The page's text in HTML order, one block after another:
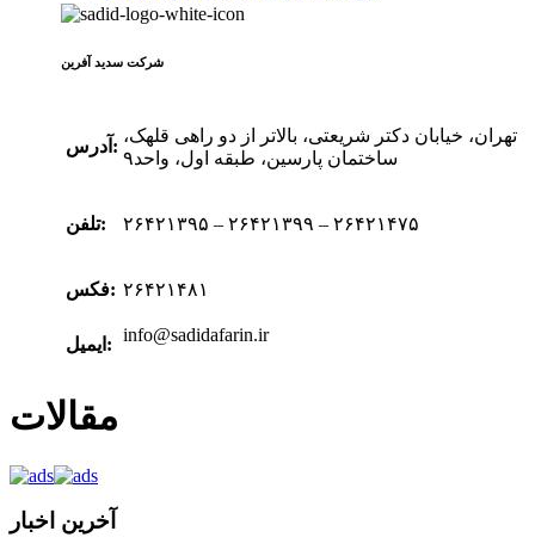
شرکت سدید‌ آفرین
آدرس:
تهران، خیابان دکتر شریعتی، بالاتر از دو راهی قلهک،
ساختمان پارسین، طبقه اول، واحد۹
تلفن: ۲۶۴۲۱۳۹۵ – ۲۶۴۲۱۳۹۹ – ۲۶۴۲۱۴۷۵
فکس: ۲۶۴۲۱۴۸۱
ایمیل: info@sadidafarin.ir
مقالات
آخرین اخبار